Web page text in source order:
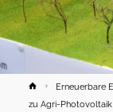
HomeErneuerbare
zu Agri-Photovoltaik